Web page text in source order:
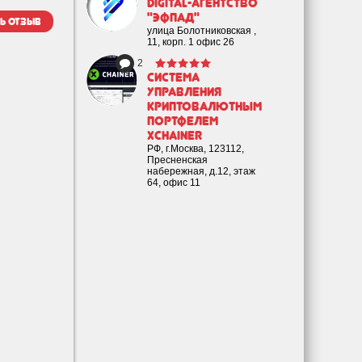
Digital-агентство
"Эфпад"
улица Болотниковская ,
11, корп. 1 офис 26
2
Cистема
управления
криптовалютным
портфелем
XChainer
РФ, г.Москва, 123112,
Пресненская
набережная, д.12, этаж
64, офис 11
отзыв